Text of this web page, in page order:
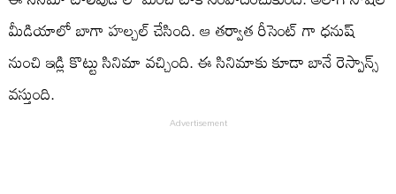
మీడియాలో బాగా హల్చల్ చేసింది. ఆ తర్వాత రీసెంట్ గా ధనుష్
నుంచి ఇడ్లి కొట్టు సినిమా వచ్చింది. ఈ సినిమాకు కూడా బానే రెస్పాన్స్
వస్తుంది.